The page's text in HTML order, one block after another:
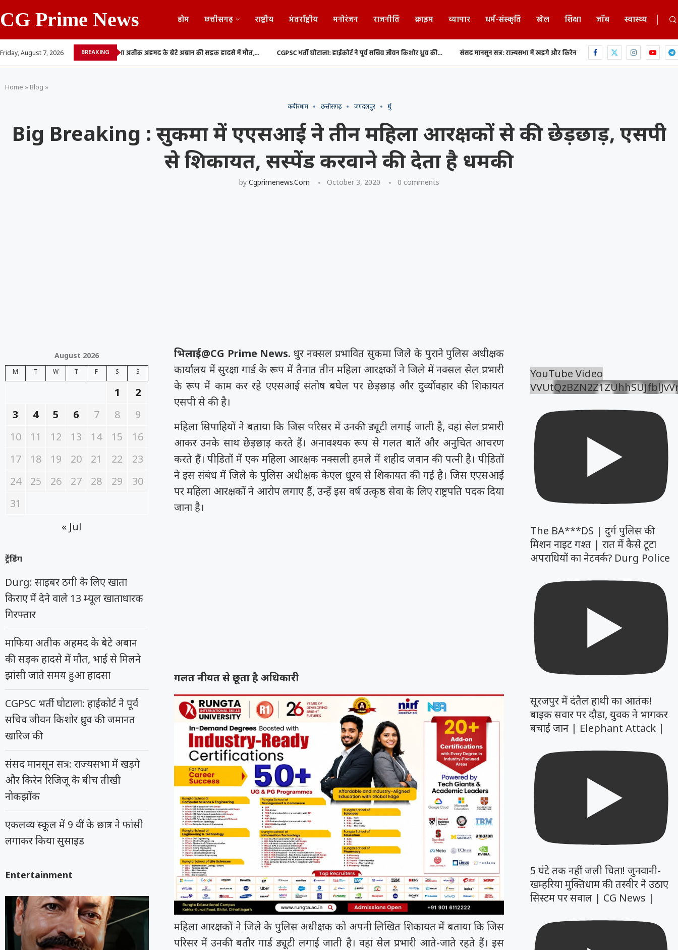
CG Prime News होम छत्तीसगढ़ राष्ट्रीय अंतर्राष्ट्रीय मनोरंजन राजनीति क्राइम व्यापार धर्म-संस्कृति खेल शिक्षा जॉब स्वास्थ्य
Friday, August 7, 2026 BREAKING
वाले 13... माफिया अतीक अहमद के बेटे अबान की सड़क हादसे में मौत,... CGPSC भर्ती घोटाला: हाईकोर्ट ने पूर्व सचिव जीवन किशोर ध्रुव की... संसद मानसून सत्र: राज्यसभा में खड़गे और किरेन रिजिजू के बीच... एकलव्य स्कूल में 9 वीं के छात्र ने
Home » Blog »
कबीरधाम छत्तीसगढ़ जगदलपुर दुर्ग
Big Breaking : सुकमा में एएसआई ने तीन महिला आरक्षकों से की छेड़छाड़, एसपी
से शिकायत, सस्पेंड करवाने की देता है धमकी
by Cgprimenews.com October 3, 2020 0 comments
भिलाई@CG Prime News. धुर नक्सल प्रभावित सुकमा जिले के पुराने पुलिस अधीक्षक
कार्यालय में सुरक्षा गार्ड के रूप में तैनात तीन महिला आरक्षकों ने जिले में नक्सल सेल प्रभारी
के रूप में काम कर रहे एएसआई संतोष बघेल पर छेड़छाड़ और दुर्व्योवहार की शिकायत
एसपी से की है।
महिला सिपाहियों ने बताया कि जिस परिसर में उनकी ड्यूटी लगाई जाती है, वहां सेल प्रभारी
आकर उनके साथ छेड़छाड़ करते हैं। अनावश्यक रूप से गलत बातें और अनुचित आचरण
करते हैं। पीडि़तों में एक महिला आरक्षक नक्सली हमले में शहीद जवान की पत्नी है। पीडि़तों
ने इस संबंध में जिले के पुलिस अधीक्षक केएल धु्रव से शिकायत की गई है। जिस एएसआई
पर महिला आरक्षकों ने आरोप लगाए हैं, उन्हें इस वर्ष उत्कृष्ठ सेवा के लिए राष्ट्रपति पदक दिया
जाना है।
गलत नीयत से छूता है अधिकारी
महिला आरक्षकों ने जिले के पुलिस अधीक्षक को अपनी लिखित शिकायत में बताया कि जिस
परिसर में उनकी बतौर गार्ड ड्यूटी लगाई जाती है। वहां सेल प्रभारी आते-जाते रहते हैं। इस
YouTube Video
The BA***DS | दुर्ग पुलिस की
मिशन नाइट गश्त | रात में कैसे टूटा
अपराधियों का नेटवर्क? Durg Police
सूरजपुर में दंतैल हाथी का आतंक!
बाइक सवार पर दौड़ा, युवक ने भागकर
बचाई जान | Elephant Attack |
5 घंटे तक नहीं जली चिता! जुनवानी-
खम्हरिया मुक्तिधाम की तस्वीर ने उठाए
सिस्टम पर सवाल | CG News |
August 2026
M T W T F S S
1
2
3
4 5 6 7 8
9
10
11 12 13 14 15
16
17
18 19 20 21 22
23
24
25 26 27 28 29
30
31
« Jul
ट्रेंडिंग
Durg: साइबर ठगी के लिए खाता
किराए में देने वाले 13 म्यूल खाताधारक
गिरफ्तार
माफिया अतीक अहमद के बेटे अबान
की सड़क हादसे में मौत, भाई से मिलने
झांसी जाते समय हुआ हादसा
CGPSC भर्ती घोटाला: हाईकोर्ट ने पूर्व
सचिव जीवन किशोर ध्रुव की जमानत
खारिज की
संसद मानसून सत्र: राज्यसभा में खड़गे
और किरेन रिजिजू के बीच तीखी
नोकझोंक
एकलव्य स्कूल में 9 वीं के छात्र ने फांसी
लगाकर किया सुसाइड
Entertainment